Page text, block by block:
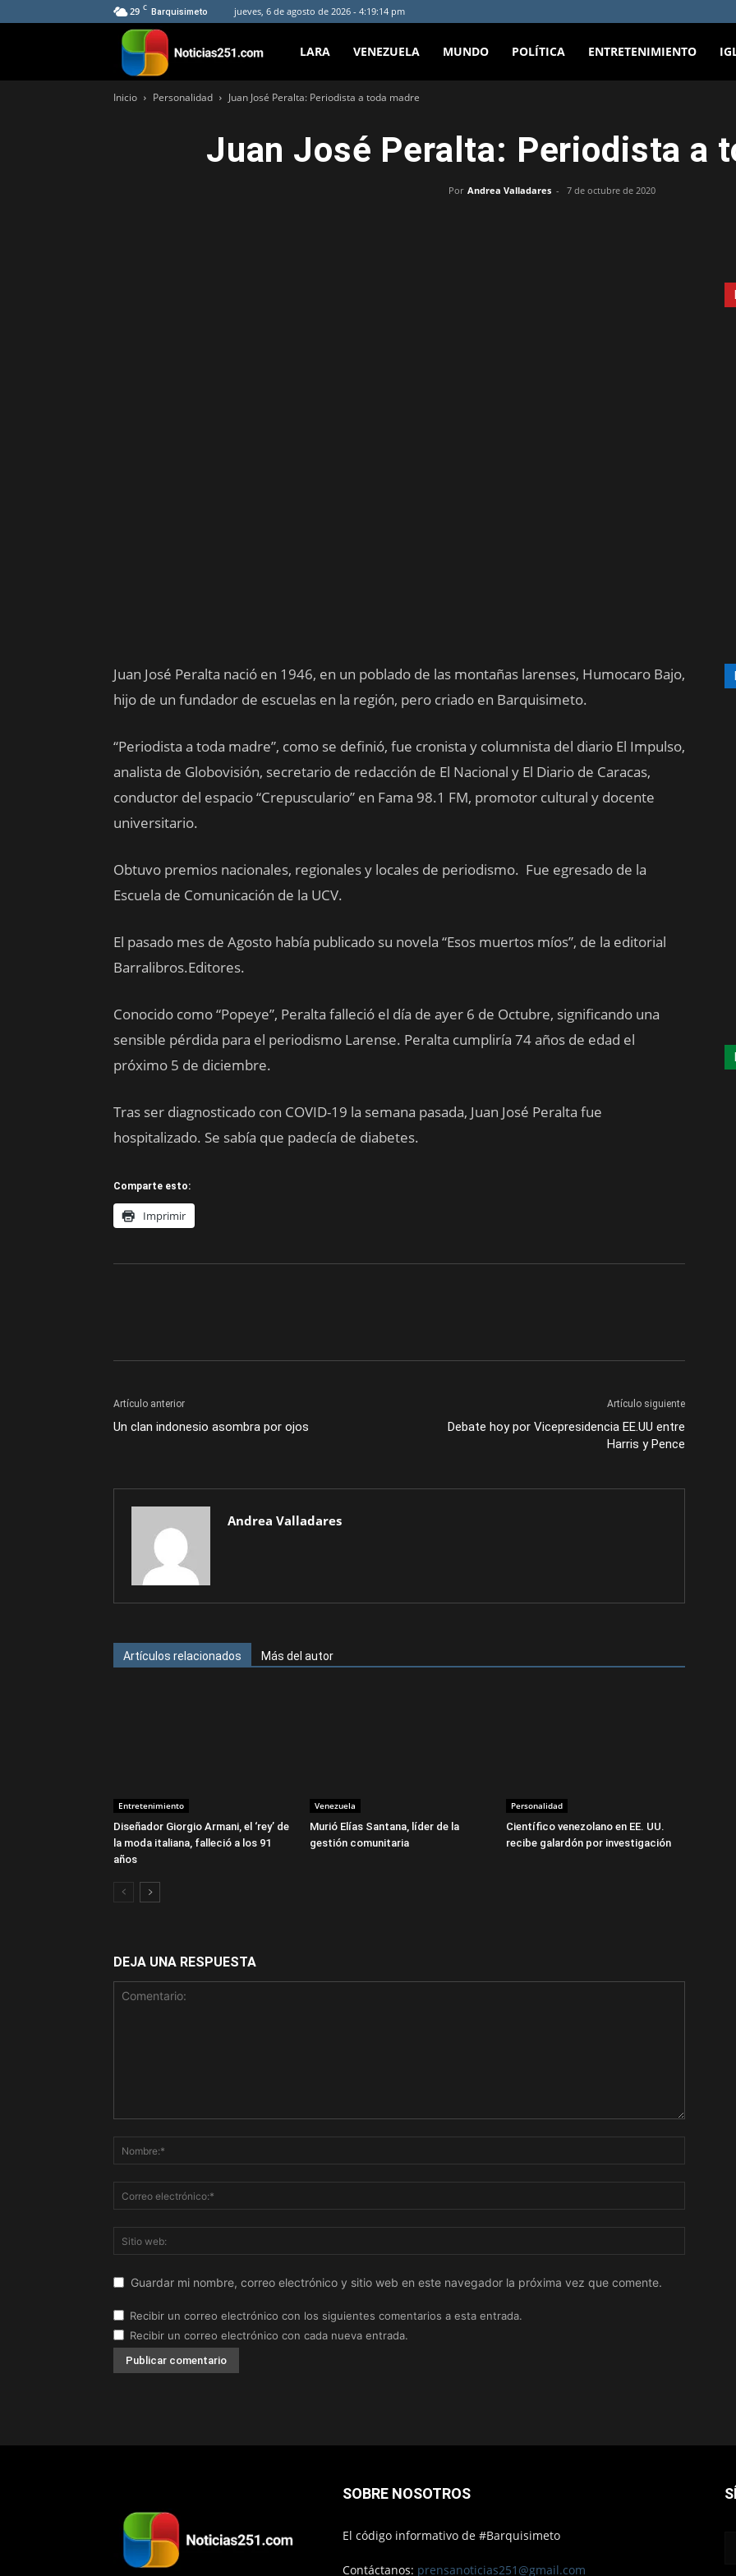
29 C Barquisimeto jueves, 6 de agosto de 2026 - 4:19:14 pm
Noticias251
LARA VENEZUELA MUNDO POLÍTICA ENTRETENIMIENTO
Inicio Personalidad Juan José Peralta: Periodista a toda madre
Juan José Peralta: Periodista a
Por Andrea Valladares - 7 de octubre de 2020
Juan José Peralta nació en 1946, en un poblado de las montañas larenses, Humocaro Bajo,
hijo de un fundador de escuelas en la región, pero criado en Barquisimeto.
“Periodista a toda madre”, como se definió, fue cronista y columnista del diario El Impulso,
analista de Globovisión, secretario de redacción de El Nacional y El Diario de Caracas,
conductor del espacio “Crepusculario” en Fama 98.1 FM, promotor cultural y docente
universitario.
Obtuvo premios nacionales, regionales y locales de periodismo. Fue egresado de la
Escuela de Comunicación de la UCV.
El pasado mes de Agosto había publicado su novela “Esos muertos míos”, de la editorial
Barralibros.Editores.
Conocido como “Popeye”, Peralta falleció el día de ayer 6 de Octubre, significando una
sensible pérdida para el periodismo Larense. Peralta cumpliría 74 años de edad el
próximo 5 de diciembre.
Tras ser diagnosticado con COVID-19 la semana pasada, Juan José Peralta fue
hospitalizado. Se sabía que padecía de diabetes.
Comparte esto:
Imprimir
Artículo anterior
Un clan indonesio asombra por ojos
Artículo siguiente
Debate hoy por Vicepresidencia EE.UU entre
Harris y Pence
Andrea Valladares
Artículos relacionados Más del autor
Entretenimiento
Diseñador Giorgio Armani, el ‘rey’ de
la moda italiana, falleció a los 91
años
Venezuela
Murió Elías Santana, líder de la
gestión comunitaria
Personalidad
Científico venezolano en EE. UU.
recibe galardón por investigación
DEJA UNA RESPUESTA
Guardar mi nombre, correo electrónico y sitio web en este navegador la próxima vez que comente.
Recibir un correo electrónico con los siguientes comentarios a esta entrada.
Recibir un correo electrónico con cada nueva entrada.
SOBRE NOSOTROS
El código informativo de #Barquisimeto
Contáctanos: prensanoticias251@gmail.com